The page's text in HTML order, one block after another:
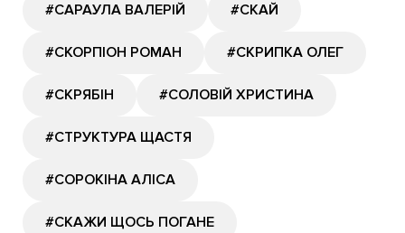
#САРАУЛА ВАЛЕРІЙ #СКАЙ
#СКОРПІОН РОМАН #СКРИПКА ОЛЕГ
#СКРЯБІН #СОЛОВІЙ ХРИСТИНА
#СТРУКТУРА ЩАСТЯ
#СОРОКІНА АЛІСА
#СКАЖИ ЩОСЬ ПОГАНЕ